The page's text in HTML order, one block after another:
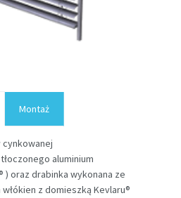
Montaż
cynkowanej
aluminium
) oraz drabinka wykonana ze
z domieszką Kevlaru®